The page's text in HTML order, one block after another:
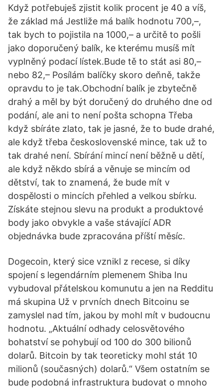
Když potřebuješ zjistit kolik procent je 40 a víš,
že základ má Jestliže má balík hodnotu 700,–,
tak bych to pojistila na 1000,– a určitě to pošli
jako doporučený balík, ke kterému musíš mít
vyplněný podací lístek.Bude tě to stát asi 80,–
nebo 82,– Posílám balíčky skoro deňně, takže
opravdu to je tak.Obchodní balík je zbytečně
drahý a měl by být doručený do druhého dne od
podání, ale ani to není pošta schopna Třeba
když sbíráte zlato, tak je jasné, že to bude drahé,
ale když třeba československé mince, tak už to
tak drahé není. Sbírání mincí není běžně u dětí,
ale když někdo sbírá a věnuje se mincím od
dětství, tak to znamená, že bude mít v
dospělosti o mincích přehled a velkou sbírku.
Získáte stejnou slevu na produkt a produktové
body jako obvykle a vaše stávající ADR
objednávka bude zpracována příští měsíc.
Dogecoin, který sice vznikl z recese, si díky
spojení s legendárním plemenem Shiba Inu
vybudoval přátelskou komunutu a jen na Redditu
má skupina Už v prvních dnech Bitcoinu se
zamyslel nad tím, jakou by mohl mít v budoucnu
hodnotu. „Aktuální odhady celosvětového
bohatství se pohybují od 100 do 300 bilionů
dolarů. Bitcoin by tak teoreticky mohl stát 10
milionů (současných) dolarů.“ Všem ostatním se
bude podobná infrastruktura budovat o mnoho